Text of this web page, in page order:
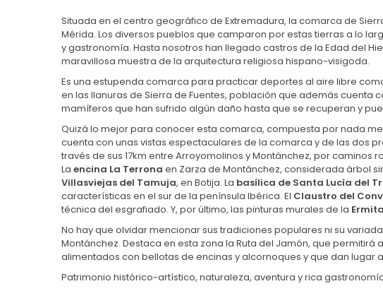
Situada en el centro geográfico de Extremadura, la comarca de
Mérida. Los diversos pueblos que camparon por estas tierras a lo
y gastronomía. Hasta nosotros han llegado castros de la Edad del
maravillosa muestra de la arquitectura religiosa hispano-visigoda.
Es una estupenda comarca para practicar deportes al aire libre
en las llanuras de Sierra de Fuentes, población que además cuenta
mamíferos que han sufrido algún daño hasta que se recuperan y
Quizá lo mejor para conocer esta comarca, compuesta por nada
cuenta con unas vistas espectaculares de la comarca y de las dos
través de sus 17km entre Arroyomolinos y Montánchez, por
La encina La Terrona en Zarza de Montánchez, considerada árbol
Villasviejas del Tamuja, en Botija. La basílica de Santa Lucía del
características en el sur de la península Ibérica. El Claustro del
técnica del esgrafiado. Y, por último, las pinturas murales de la
No hay que olvidar mencionar sus tradiciones populares ni su
Montánchez. Destaca en esta zona la Ruta del Jamón, que
alimentados con bellotas de encinas y alcornoques y que dan lugar
Patrimonio histórico-artístico, naturaleza, aventura y rica